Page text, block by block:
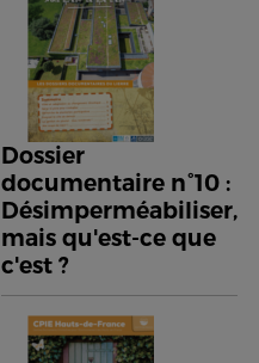
Dossier
documentaire n°10 :
Désimperméabiliser,
mais qu'est-ce que
c'est ?